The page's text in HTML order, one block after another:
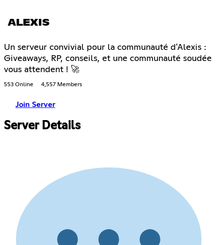
ALEXIS
Un serveur convivial pour la communauté d'Alexis :
Giveaways, RP, conseils, et une communauté soudée
vous attendent ! 🚀
553 Online 4,557 Members
Join Server
Server Details